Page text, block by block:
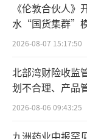
其中，
万元和3500
资。
报道显
若2025年12
《伦敦合伙人
水“国货集群”
向种草
2026-08-07 15:17:50
北部湾财险收监
划不合理、产品
点”
2026-08-06 09:43:25
九洲药业中报